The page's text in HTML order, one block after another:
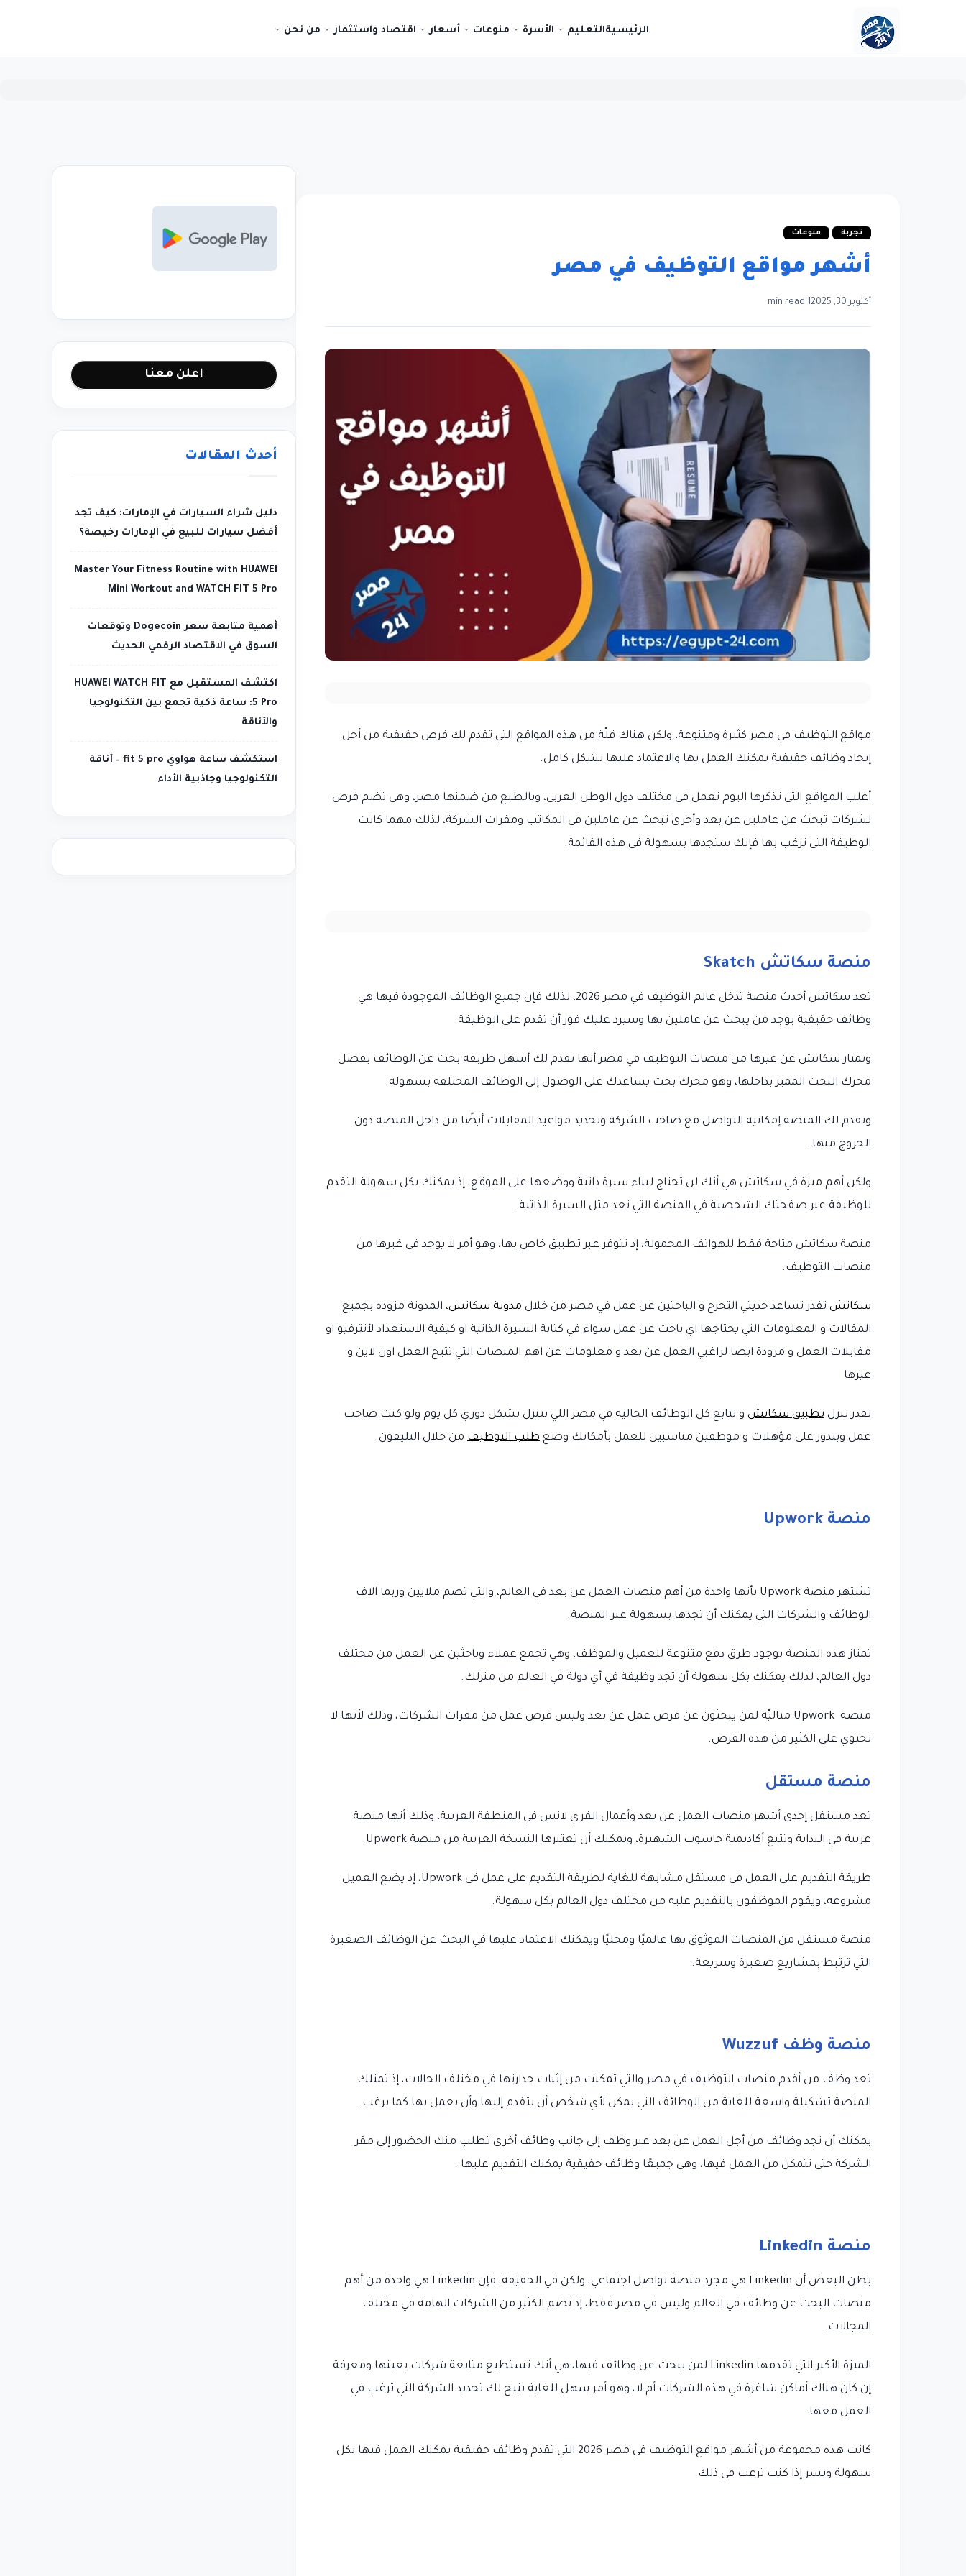
الرئيسيةالتعليم الأسرة منوعات أسعار اقتصاد واستثمار من نحن
تجربة منوعات
أشهر مواقع التوظيف في مصر
أكتوبر 30, 2025 1 min read
مواقع التوظيف في مصر كثيرة ومتنوعة، ولكن هناك قلّة من هذه المواقع التي تقدم لك فرص حقيقية من أجل
إيجاد وظائف حقيقية يمكنك العمل بها والاعتماد عليها بشكل كامل.
أغلب المواقع التي نذكرها اليوم تعمل في مختلف دول الوطن العربي، وبالطبع من ضمنها مصر، وهي تضم فرص
لشركات تبحث عن عاملين عن بعد وأخرى تبحث عن عاملين في المكاتب ومقرات الشركة، لذلك مهما كانت
الوظيفة التي ترغب بها فإنك ستجدها بسهولة في هذه القائمة.
منصة سكاتش Skatch
تعد سكاتش أحدث منصة تدخل عالم التوظيف في مصر 2026، لذلك فإن جميع الوظائف الموجودة فيها هي
وظائف حقيقية يوجد من يبحث عن عاملين بها وسيرد عليك فور أن تقدم على الوظيفة.
وتمتاز سكاتش عن غيرها من منصات التوظيف في مصر أنها تقدم لك أسهل طريقة بحث عن الوظائف بفضل
محرك البحث المميز بداخلها، وهو محرك بحث يساعدك على الوصول إلى الوظائف المختلفة بسهولة.
وتقدم لك المنصة إمكانية التواصل مع صاحب الشركة وتحديد مواعيد المقابلات أيضًا من داخل المنصة دون
الخروج منها.
ولكن أهم ميزة في سكاتش هي أنك لن تحتاج لبناء سيرة ذاتية ووضعها على الموقع، إذ يمكنك بكل سهولة التقدم
للوظيفة عبر صفحتك الشخصية في المنصة التي تعد مثل السيرة الذاتية.
منصة سكاتش متاحة فقط للهواتف المحمولة، إذ تتوفر عبر تطبيق خاص بها، وهو أمر لا يوجد في غيرها من
منصات التوظيف.
سكاتش تقدر تساعد حديثي التخرج و الباحثين عن عمل في مصر من خلال مدونة سكاتش، المدونة مزوده بجميع
المقالات و المعلومات التي يحتاجها اي باحث عن عمل سواء في كتابة السيرة الذاتية او كيفية الاستعداد لأنترفيو او
مقابلات العمل و مزودة ايضا لراغبي العمل عن بعد و معلومات عن اهم المنصات التي تتيح العمل اون لاين و
غيرها
تقدر تنزل تطبيق سكاتش و تتابع كل الوظائف الخالية في مصر اللي بتنزل بشكل دوري كل يوم ولو كنت صاحب
عمل وبتدور على مؤهلات و موظفين مناسبين للعمل بأمكانك وضع طلب التوظيف من خلال التليفون.
منصة Upwork
تشتهر منصة Upwork بأنها واحدة من أهم منصات العمل عن بعد في العالم، والتي تضم ملايين وربما آلاف
الوظائف والشركات التي يمكنك أن تجدها بسهولة عبر المنصة.
تمتاز هذه المنصة بوجود طرق دفع متنوعة للعميل والموظف، وهي تجمع عملاء وباحثين عن العمل من مختلف
دول العالم، لذلك يمكنك بكل سهولة أن تجد وظيفة في أي دولة في العالم من منزلك.
منصة Upwork مثاليّة لمن يبحثون عن فرص عمل عن بعد وليس فرص عمل من مقرات الشركات، وذلك لأنها لا
تحتوي على الكثير من هذه الفرص.
منصة مستقل
تعد مستقل إحدى أشهر منصات العمل عن بعد وأعمال الفري لانس في المنطقة العربية، وذلك أنها منصة
عربية في البداية وتتبع أكاديمية حاسوب الشهيرة، ويمكنك أن تعتبرها النسخة العربية من منصة Upwork.
طريقة التقديم على العمل في مستقل مشابهة للغاية لطريقة التقديم على عمل في Upwork، إذ يضع العميل
مشروعه، ويقوم الموظفون بالتقديم عليه من مختلف دول العالم بكل سهولة.
منصة مستقل من المنصات الموثوق بها عالميًا ومحليًا ويمكنك الاعتماد عليها في البحث عن الوظائف الصغيرة
التي ترتبط بمشاريع صغيرة وسريعة.
منصة وظف Wuzzuf
تعد وظف من أقدم منصات التوظيف في مصر والتي تمكنت من إثبات جدارتها في مختلف الحالات، إذ تمتلك
المنصة تشكيلة واسعة للغاية من الوظائف التي يمكن لأي شخص أن يتقدم إليها وأن يعمل بها كما يرغب.
يمكنك أن تجد وظائف من أجل العمل عن بعد عبر وظف إلى جانب وظائف أخرى تطلب منك الحضور إلى مقر
الشركة حتى تتمكن من العمل فيها، وهي جميعًا وظائف حقيقية يمكنك التقديم عليها.
منصة Linkedin
يظن البعض أن Linkedin هي مجرد منصة تواصل اجتماعي، ولكن في الحقيقة، فإن Linkedin هي واحدة من أهم
منصات البحث عن وظائف في العالم وليس في مصر فقط، إذ تضم الكثير من الشركات الهامة في مختلف
المجالات.
الميزة الأكبر التي تقدمها Linkedin لمن يبحث عن وظائف فيها، هي أنك تستطيع متابعة شركات بعينها ومعرفة
إن كان هناك أماكن شاغرة في هذه الشركات أم لا، وهو أمر سهل للغاية يتيح لك تحديد الشركة التي ترغب في
العمل معها.
كانت هذه مجموعة من أشهر مواقع التوظيف في مصر 2026 التي تقدم وظائف حقيقية يمكنك العمل فيها بكل
سهولة ويسر إذا كنت ترغب في ذلك.
اعلن معنا
أحدث المقالات
دليل شراء السيارات في الإمارات: كيف تجد
أفضل سيارات للبيع في الإمارات رخيصة؟
Master Your Fitness Routine with HUAWEI
Mini Workout and WATCH FIT 5 Pro
أهمية متابعة سعر Dogecoin وتوقعات
السوق في الاقتصاد الرقمي الحديث
اكتشف المستقبل مع HUAWEI WATCH FIT
5 Pro: ساعة ذكية تجمع بين التكنولوجيا
والأناقة
استكشف ساعة هواوي fit 5 pro – أناقة
التكنولوجيا وجاذبية الأداء